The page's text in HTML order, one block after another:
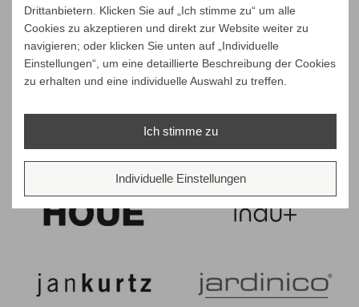
Drittanbietern. Klicken Sie auf „Ich stimme zu“ um alle
Cookies zu akzeptieren und direkt zur Website weiter zu
navigieren; oder klicken Sie unten auf „Individuelle
Einstellungen“, um eine detaillierte Beschreibung der Cookies
zu erhalten und eine individuelle Auswahl zu treffen.
Ich stimme zu
Individuelle Einstellungen